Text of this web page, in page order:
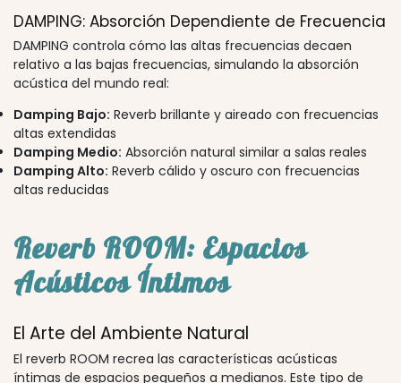
DAMPING: Absorción Dependiente de Frecuencia
DAMPING controla cómo las altas frecuencias decaen
relativo a las bajas frecuencias, simulando la absorción
acústica del mundo real:
Damping Bajo: Reverb brillante y aireado con frecuencias
altas extendidas
Damping Medio: Absorción natural similar a salas reales
Damping Alto: Reverb cálido y oscuro con frecuencias
altas reducidas
Reverb ROOM: Espacios
Acústicos Íntimos
El Arte del Ambiente Natural
El reverb ROOM recrea las características acústicas
íntimas de espacios pequeños a medianos. Este tipo de